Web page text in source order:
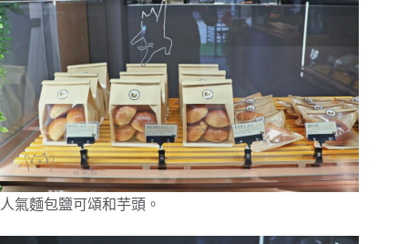
人氣麵包鹽可頌和芋頭。